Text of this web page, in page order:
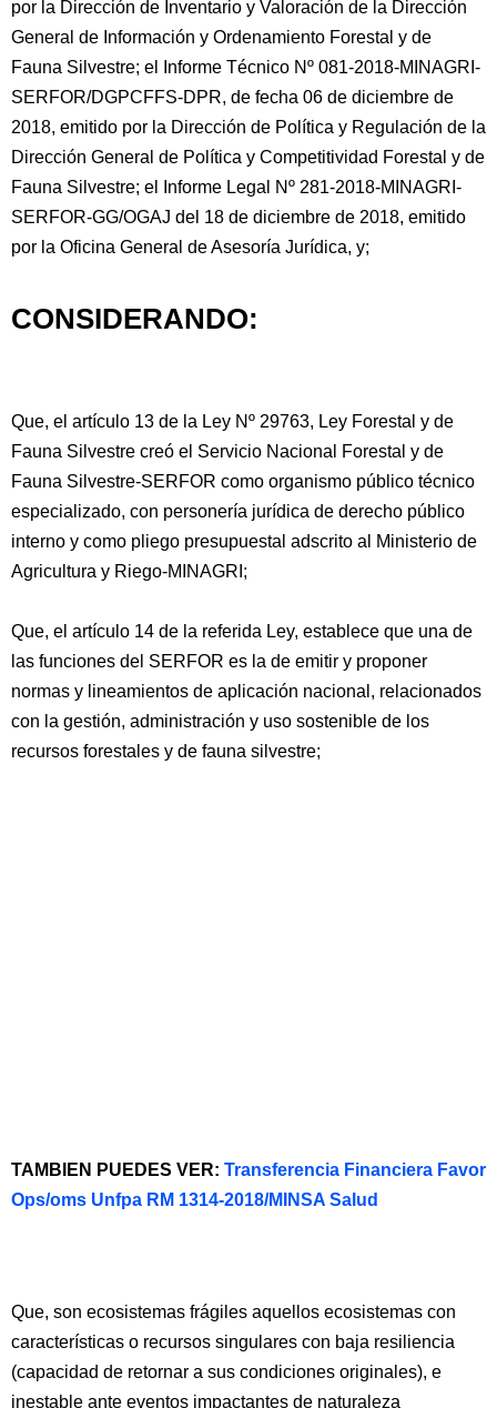
por la Dirección de Inventario y Valoración de la Dirección
General de Información y Ordenamiento Forestal y de
Fauna Silvestre; el Informe Técnico Nº 081-2018-MINAGRI-
SERFOR/DGPCFFS-DPR, de fecha 06 de diciembre de
2018, emitido por la Dirección de Política y Regulación de la
Dirección General de Política y Competitividad Forestal y de
Fauna Silvestre; el Informe Legal Nº 281-2018-MINAGRI-
SERFOR-GG/OGAJ del 18 de diciembre de 2018, emitido
por la Oficina General de Asesoría Jurídica, y;
CONSIDERANDO:
Que, el artículo 13 de la Ley Nº 29763, Ley Forestal y de
Fauna Silvestre creó el Servicio Nacional Forestal y de
Fauna Silvestre-SERFOR como organismo público técnico
especializado, con personería jurídica de derecho público
interno y como pliego presupuestal adscrito al Ministerio de
Agricultura y Riego-MINAGRI;
Que, el artículo 14 de la referida Ley, establece que una de
las funciones del SERFOR es la de emitir y proponer
normas y lineamientos de aplicación nacional, relacionados
con la gestión, administración y uso sostenible de los
recursos forestales y de fauna silvestre;
TAMBIEN PUEDES VER: Transferencia Financiera Favor
Ops/oms Unfpa RM 1314-2018/MINSA Salud
Que, son ecosistemas frágiles aquellos ecosistemas con
características o recursos singulares con baja resiliencia
(capacidad de retornar a sus condiciones originales), e
inestable ante eventos impactantes de naturaleza